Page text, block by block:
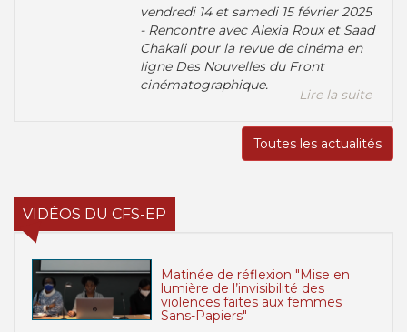
vendredi 14 et samedi 15 février 2025
- Rencontre avec Alexia Roux et Saad
Chakali pour la revue de cinéma en
ligne Des Nouvelles du Front
cinématographique.
Lire la suite
Toutes les actualités
VIDÉOS DU CFS-EP
Matinée de réflexion "Mise en
lumière de l’invisibilité des
violences faites aux femmes
Sans-Papiers"